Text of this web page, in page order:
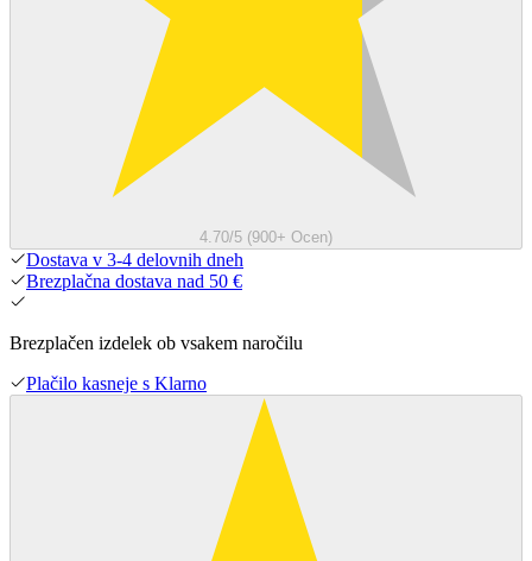
4.70/5 (900+ Ocen)
Dostava v 3-4 delovnih dneh
Brezplačna dostava nad 50 €
Brezplačen izdelek ob vsakem naročilu
Plačilo kasneje s Klarno